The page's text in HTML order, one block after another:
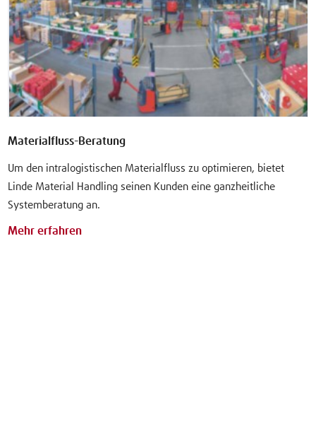
Materialfluss-Beratung
Um den intralogistischen Materialfluss zu optimieren, bietet
Linde Material Handling seinen Kunden eine ganzheitliche
Systemberatung an.
Mehr erfahren